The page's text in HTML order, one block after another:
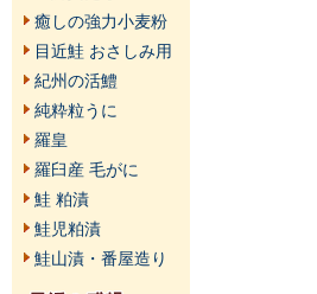
癒しの強力小麦粉
目近鮭 おさしみ用
紀州の活鱧
純粋粒うに
羅皇
羅臼産 毛がに
鮭 粕漬
鮭児粕漬
鮭山漬・番屋造り